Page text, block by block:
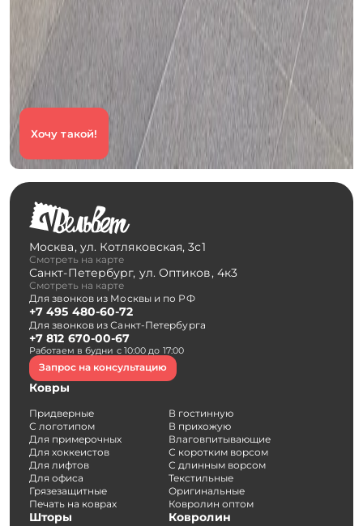
Хочу такой!
Москва, ул. Котляковская, 3с1
Смотреть на карте
Санкт-Петербург, ул. Оптиков, 4к3
Смотреть на карте
Для звонков из Москвы и по РФ
+7 495 480-60-72
Для звонков из Санкт-Петербурга
+7 812 670-00-67
Работаем в будни с 10:00 до 17:00
Запрос на консультацию
Ковры
Придверные
С логотипом
Для примерочных
Для хоккеистов
Для лифтов
Для офиса
Грязезащитные
Печать на коврах
В гостинную
В прихожую
Влаговпитывающие
С коротким ворсом
С длинным ворсом
Текстильные
Оригинальные
Ковролин оптом
Шторы Ковролин